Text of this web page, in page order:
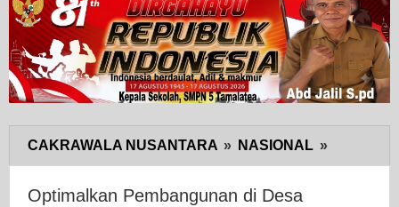
CAKRAWALA NUSANTARA » NASIONAL »
Optimalkan Pembangunan di Desa